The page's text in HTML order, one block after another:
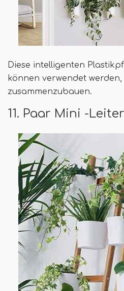
Diese intelligenten
können verwendet
zusammenzubauen.
11. Paar Mini -